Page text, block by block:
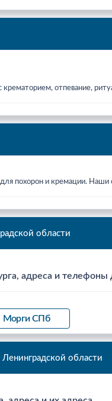
крематорием, отпевание,
похорон и кремации.
области
адреса и телефоны
Морги СПб
области